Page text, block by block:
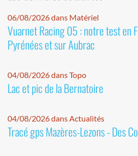
06/08/2026 dans Matériel
Vuarnet Racing 05 : notre test en
Pyrénées et sur Aubrac
04/08/2026 dans Topo
Lac et pic de la Bernatoire
04/08/2026 dans Actualités
Tracé gps Mazères-Lezons - Des